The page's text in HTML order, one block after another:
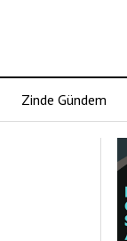
Zinde Gündem